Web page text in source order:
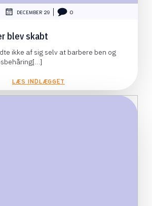
DECEMBER 29 0
blev skabt
ikke af sig selv at barbere ben og
LÆS INDLÆGGET